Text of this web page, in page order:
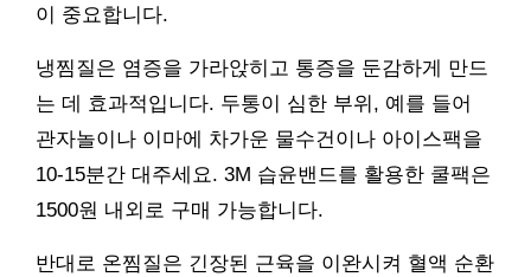
이 중요합니다.
냉찜질은 염증을 가라앉히고 통증을 둔감하게 만드
는 데 효과적입니다. 두통이 심한 부위, 예를 들어
관자놀이나 이마에 차가운 물수건이나 아이스팩을
10-15분간 대주세요. 3M 습윤밴드를 활용한 쿨팩은
1500원 내외로 구매 가능합니다.
반대로 온찜질은 긴장된 근육을 이완시켜 혈액 순환